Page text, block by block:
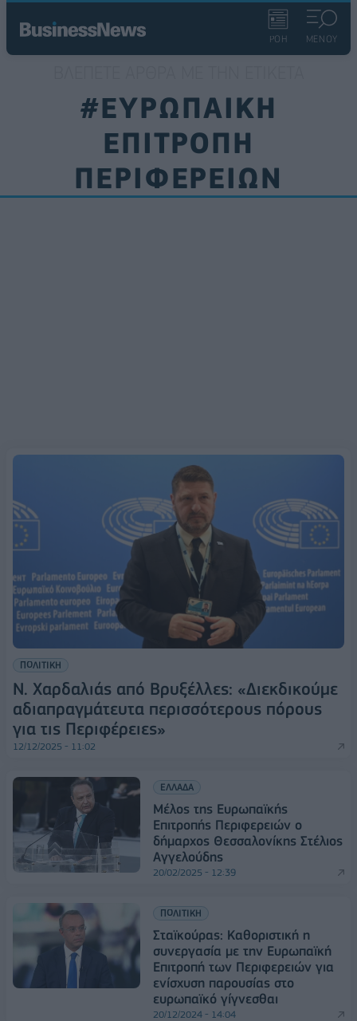
ΡΟΗ ΜΕΝΟΥ
#ΕΥΡΩΠΑΙΚΗ
ΕΠΙΤΡΟΠΗ
ΠΕΡΙΦΕΡΕΙΩΝ
ΠΟΛΙΤΙΚΗ
Ν. Χαρδαλιάς από Βρυξέλλες: «Διεκδικούμε
αδιαπραγμάτευτα περισσότερους πόρους
για τις Περιφέρειες»
12/12/2025 - 11:02
ΕΛΛΑΔΑ
Μέλος της Ευρωπαϊκής
Επιτροπής Περιφερειών ο
δήμαρχος Θεσσαλονίκης Στέλιος
Αγγελούδης
20/02/2025 - 12:39
ΠΟΛΙΤΙΚΗ
Σταϊκούρας: Καθοριστική η
συνεργασία με την Ευρωπαϊκή
Επιτροπή των Περιφερειών για
ενίσχυση παρουσίας στο
ευρωπαϊκό γίγνεσθαι
20/12/2024 - 14:04